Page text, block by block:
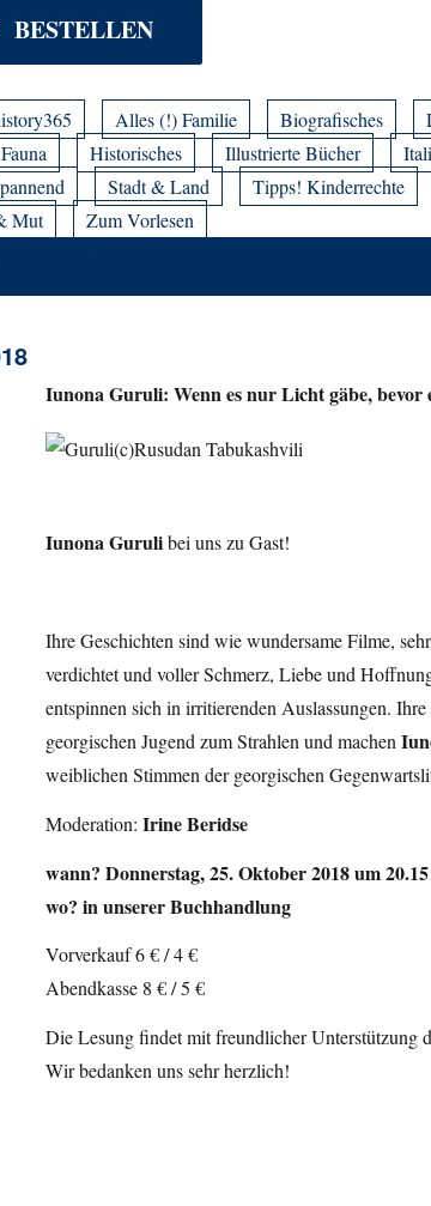
BESTELLEN
Alles (!) Familie Biografisches
Historisches Illustrierte Bücher
Stadt & Land Tipps! Kinderrechte
Mut Zum Vorlesen
Iunona Guruli: Wenn es nur Licht gäbe, bevor
Iunona Gurulibei uns zu Gast!
Ihre Geschichten sind wiewundersame Filme, sehr
verdichtet und voller Schmerz, Liebe und
entspinnen sich in irritierenden Auslassungen.
georgischen Jugend zum Strahlen und machen
weiblichen Stimmen der georgischen
Moderation: Irine Beridse
wann? Donnerstag, 25. Oktober 2018 um
wo? in unserer Buchhandlung
Vorverkauf 6 € / 4 €
Abendkasse 8 € / 5 €
Die Lesung findet mit freundlicher Unterstützung
Wir bedanken uns sehr herzlich!